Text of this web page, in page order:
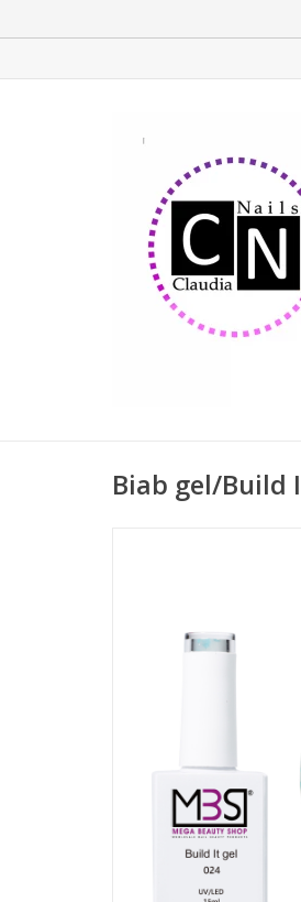
Biab gel/Build